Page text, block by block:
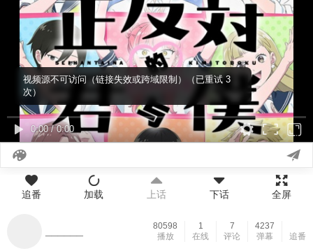
0:00/0:00
视频源不可访问（链接失效或跨域限制）（已重试 3
次）
追番 加载 上话 下话 全屏
80598
播放
1
在线
7
评论
4237
弹幕
追番